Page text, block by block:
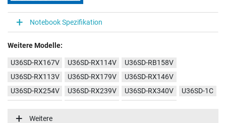
Notebook Spezifikation
Weitere Modelle:
U36SD-RX167V U36SD-RX114V
U36SD-RB158V
U36SD-RX113V
U36SD-RX179V
U36SD-RX146V
U36SD-RX254V
U36SD-RX239V U36SD-RX340V
U36SD-1C
Weitere